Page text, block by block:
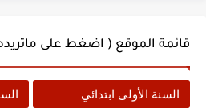
قائمة الموقع ( اضغط على
السنة الأولى ابتدائي